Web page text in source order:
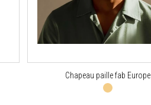
Chapeau paille fab Europe